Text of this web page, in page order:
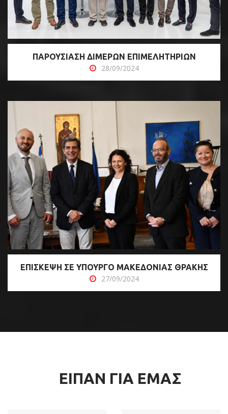
ΠΑΡΟΥΣΙΑΣΗ ΔΙΜΕΡΩΝ ΕΠΙΜΕΛΗΤΗΡΙΩΝ
28/09/2024
ΕΠΙΣΚΕΨΗ ΣΕ ΥΠΟΥΡΓΟ ΜΑΚΕΔΟΝΙΑΣ ΘΡΑΚΗΣ
27/09/2024
ΕΙΠΑΝ ΓΙΑ ΕΜΑΣ